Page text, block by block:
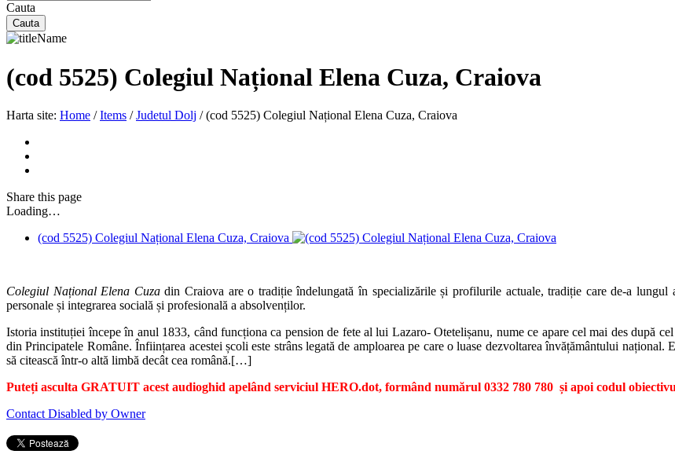
Cauta
(cod 5525) Colegiul Național Elena Cuza, Craiova
Harta site: Home / Items / Judetul Dolj / (cod 5525) Colegiul Național Elena Cuza, Craiova
Share this page
Loading…
(cod 5525) Colegiul Național Elena Cuza, Craiova
Colegiul Național Elena Cuzadin Craiova are o tradiție îndelungată în specializările și profilurile actuale, tradiție care de-a lungul
personale și integrarea socială și profesională a absolvenților.
Istoria instituției începe în anul 1833, când funcționa ca pension de fete al lui Lazaro- Otetelișanu, nume ce apare cel mai des după
din Principatele Române. Înființarea acestei școli este strâns legată de amploarea pe care o luase dezvoltarea învățământului național.
să citească într-o altă limbă decât cea română.[…]
Puteți asculta GRATUIT acest audioghid apelând serviciul HERO.dot, formând numărul 0332 780 780 și apoi codul
Contact Disabled by Owner